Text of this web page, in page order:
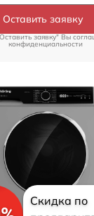
Оставить заявку
заявку" Вы
конфиденциальности
Скидка по